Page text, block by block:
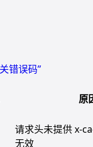
错误码”
原
请求头未提供 x-
无效